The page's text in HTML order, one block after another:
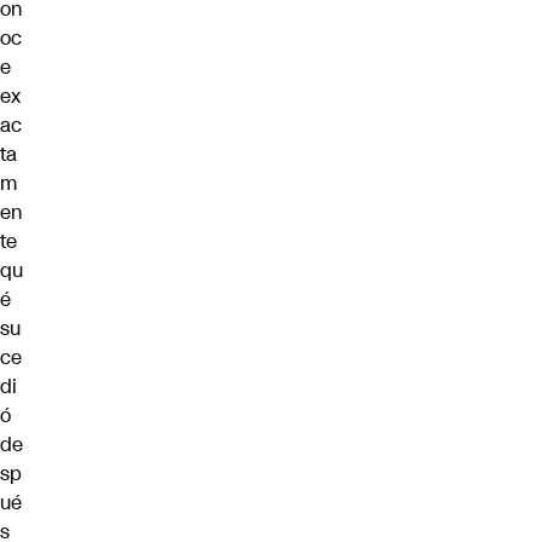
on
oc
e
ex
ac
ta
m
en
te
qu
é
su
ce
di
ó
de
sp
ué
s